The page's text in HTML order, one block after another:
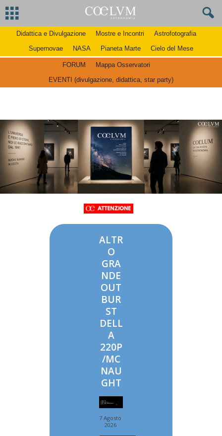
Didattica e Divulgazione Mostre e Incontri
Astrofotografia
Supernovae
NASA Pianeta Marte Cielo del Mese
FORUM
Mappa Osservatori
EVENTI (divulgazione, didattica, star party)
ALTR
O
GRA
NDE
OUT
BUR
ST
DELL
A
220P
/MC
NAU
GHT
7 Agosto
2026